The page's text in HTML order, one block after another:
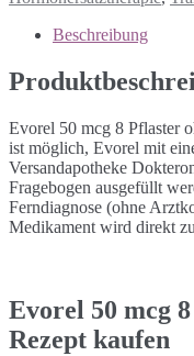
Beschreibung
Evorel 50 mcg 8 Pflaster
ist möglich, Evorel mit
Versandapotheke
Fragebogen ausgefüllt
Ferndiagnose (ohne
Medikament wird direkt
Evorel 50 mcg
Rezept kaufen